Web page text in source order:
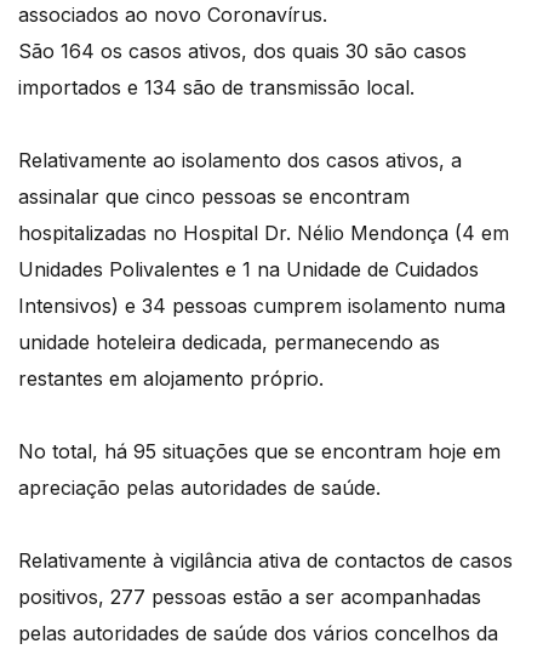
associados ao novo Coronavírus.
São 164 os casos ativos, dos quais 30 são casos
importados e 134 são de transmissão local.
Relativamente ao isolamento dos casos ativos, a
assinalar que cinco pessoas se encontram
hospitalizadas no Hospital Dr. Nélio Mendonça (4 em
Unidades Polivalentes e 1 na Unidade de Cuidados
Intensivos) e 34 pessoas cumprem isolamento numa
unidade hoteleira dedicada, permanecendo as
restantes em alojamento próprio.
No total, há 95 situações que se encontram hoje em
apreciação pelas autoridades de saúde.
Relativamente à vigilância ativa de contactos de casos
positivos, 277 pessoas estão a ser acompanhadas
pelas autoridades de saúde dos vários concelhos da